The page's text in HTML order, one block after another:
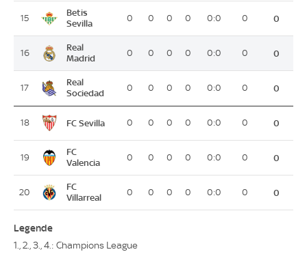
15
Betis
Sevilla
0 0 0 0 0:0 0 0
16
Real
Madrid
0 0 0 0 0:0 0 0
17
Real
Sociedad
0 0 0 0 0:0 0 0
18 FC Sevilla 0 0 0 0 0:0 0 0
19
FC
Valencia
0 0 0 0 0:0 0 0
20
FC
Villarreal
0 0 0 0 0:0 0 0
Legende
1., 2., 3., 4.: Champions League